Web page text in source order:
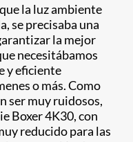
la luz ambiente
se precisaba una
la mejor
necesitábamos
y eficiente
o más. Como
ser muy ruidosos,
Boxer 4K30, con
reducido para las